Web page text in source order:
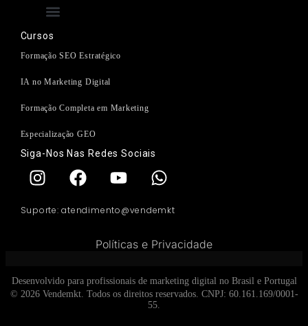
Cursos
Formação SEO Estratégico
IA no Marketing Digital
Formação Completa em Marketing
Especialização GEO
Siga-Nos Nas Redes Sociais
Suporte: atendimento@vendemkt
Políticas e Privacidade
Desenvolvido para profissionais de marketing digital no Brasil e Portugal
© 2026 Vendemkt. Todos os direitos reservados. CNPJ: 60.161.169/0001-
55.